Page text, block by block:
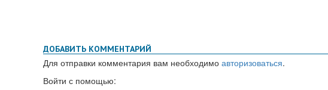
ДОБАВИТЬ КОММЕНТАРИЙ
Для отправки комментария вам необходимо авторизоваться.
Войти с помощью: